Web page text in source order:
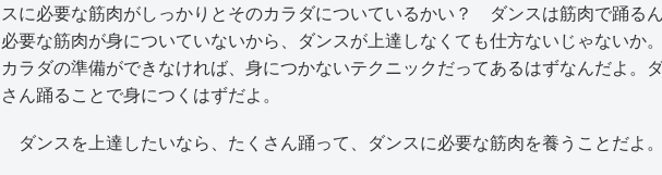
スに必要な筋肉がしっかりとそのカラダについているかい？ ダンスは筋肉で踊る
必要な筋肉が身についていないから、ダンスが上達しなくても仕方ないじゃないか
カラダの準備ができなければ、身につかないテクニックだってあるはずなんだよ。
さん踊ることで身につくはずだよ。
ダンスを上達したいなら、たくさん踊って、ダンスに必要な筋肉を養うことだよ。